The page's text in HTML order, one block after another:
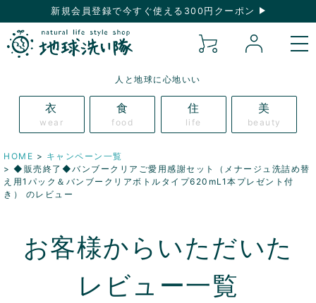
新規会員登録で今すぐ使える300円クーポン
人と地球に心地いい
衣
wear
食
food
住
life
美
beauty
HOME
キャンペーン一覧
◆販売終了◆バンブークリアご愛用感謝セット（メナージュ洗詰め替
え用1パック＆バンブークリアボトルタイプ620mL1本プレゼント付
き） のレビュー
お客様からいただいた
レビュー一覧